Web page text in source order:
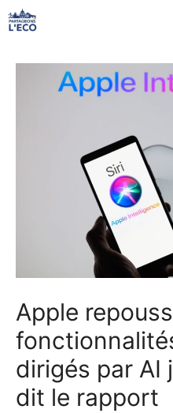
Aller
au
Apple
dirigés par AI
dit le rapport